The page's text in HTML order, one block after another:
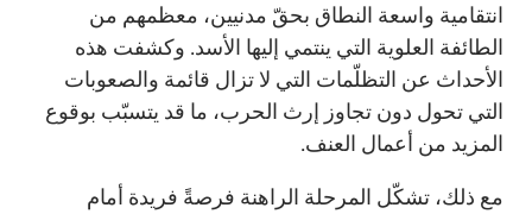
انتقامية واسعة النطاق بحقّ مدنيين، معظمهم من
الطائفة العلوية التي ينتمي إليها الأسد. وكشفت هذه
الأحداث عن التظلّمات التي لا تزال قائمة والصعوبات
التي تحول دون تجاوز إرث الحرب، ما قد يتسبّب بوقوع
المزيد من أعمال العنف.
مع ذلك، تشكّل المرحلة الراهنة فرصةً فريدة أمام